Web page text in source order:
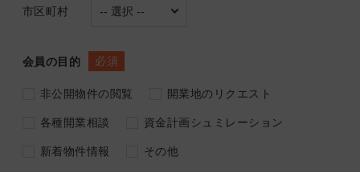
市区町村
会員の目的 必須
非公開物件の閲覧 開業地のリクエスト
各種開業相談 資金計画シュミレーション
新着物件情報 その他